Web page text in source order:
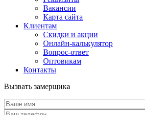
Вакансии
Карта сайта
Клиентам
Скидки и акции
Онлайн-калькулятор
Вопрос-ответ
Оптовикам
Контакты
Вызвать замерщика